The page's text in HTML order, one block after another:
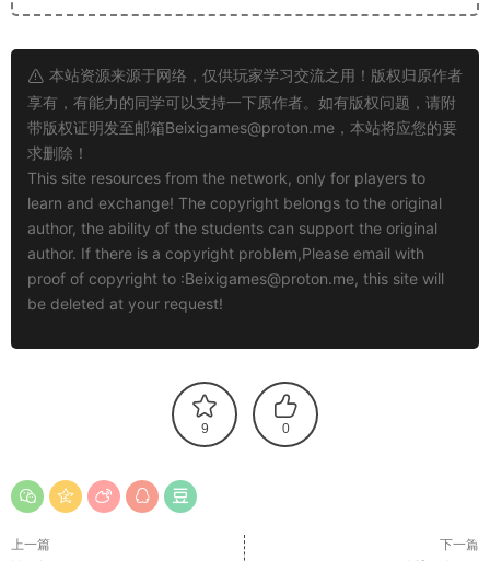
本站资源来源于网络，仅供玩家学习交流之用！版权归原作者
享有，有能力的同学可以支持一下原作者。如有版权问题，请附
带版权证明发至邮箱Beixigames@proton.me ，本站将应您的要
求删除！
This site resources from the network, only for players to
learn and exchange! The copyright belongs to the original
author, the ability of the students can support the original
author. If there is a copyright problem,Please email with
proof of copyright to :Beixigames@proton.me, this site will
be deleted at your request!
9 0
上一篇 下一篇